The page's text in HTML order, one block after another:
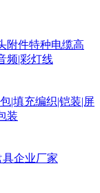
附件特种电缆高
频|彩灯线
|填充编织|铠装|屏
装
具企业厂家